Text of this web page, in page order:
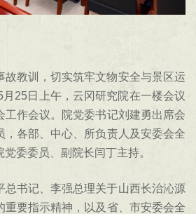
故教训，切实筑牢文物安全与景区运
25日上午，云冈研究院在一楼会议
工作会议。院党委书记刘建勇出席会
，各部、中心、所负责人及安委会全
委委员、副院长闫丁主持。
总书记、李强总理关于山西长治沁源
重要指示精神，以及省、市安委会全